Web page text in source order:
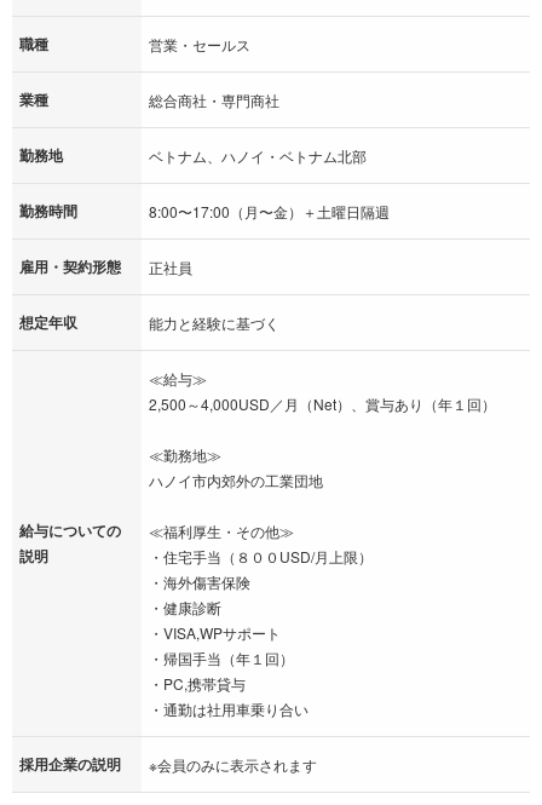
職種 営業・セールス
業種 総合商社・専門商社
勤務地 ベトナム、ハノイ・ベトナム北部
勤務時間 8:00〜17:00（月〜金）＋土曜日隔週
雇用・契約形態 正社員
想定年収 能力と経験に基づく
給与についての
説明
≪給与≫
2,500～4,000USD／月（Net）、賞与あり（年１回）
≪勤務地≫
ハノイ市内郊外の工業団地
≪福利厚生・その他≫
・住宅手当（８００USD/月上限）
・海外傷害保険
・健康診断
・VISA,WPサポート
・帰国手当（年１回）
・PC,携帯貸与
・通勤は社用車乗り合い
採用企業の説明 ※会員のみに表示されます